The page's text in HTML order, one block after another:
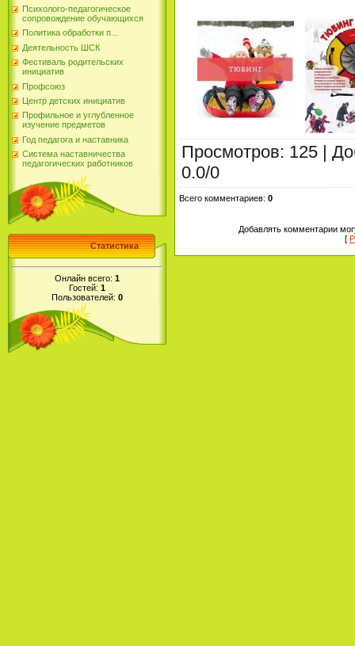
Психолого-педагогическое
сопровождение обучающихся
Политика обработки п...
Деятельность ШСК
Фестиваль родительских
инициатив
Профсоюз
Центр детских инициатив
Профильное и углубленное
изучение предметов
Год педагога и наставника
Система наставничества
педагогических работников
Статистика
Онлайн всего: 1
Гостей: 1
Пользователей: 0
Просмотров: 125 |
0.0/0
Всего комментариев: 0
Добавлять комментарии
[